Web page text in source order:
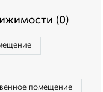
(0)
помещение